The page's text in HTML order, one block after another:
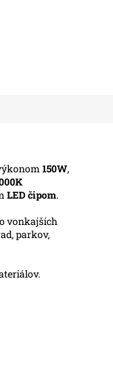
150W,
LED čipom.
vonkajších
parkov,